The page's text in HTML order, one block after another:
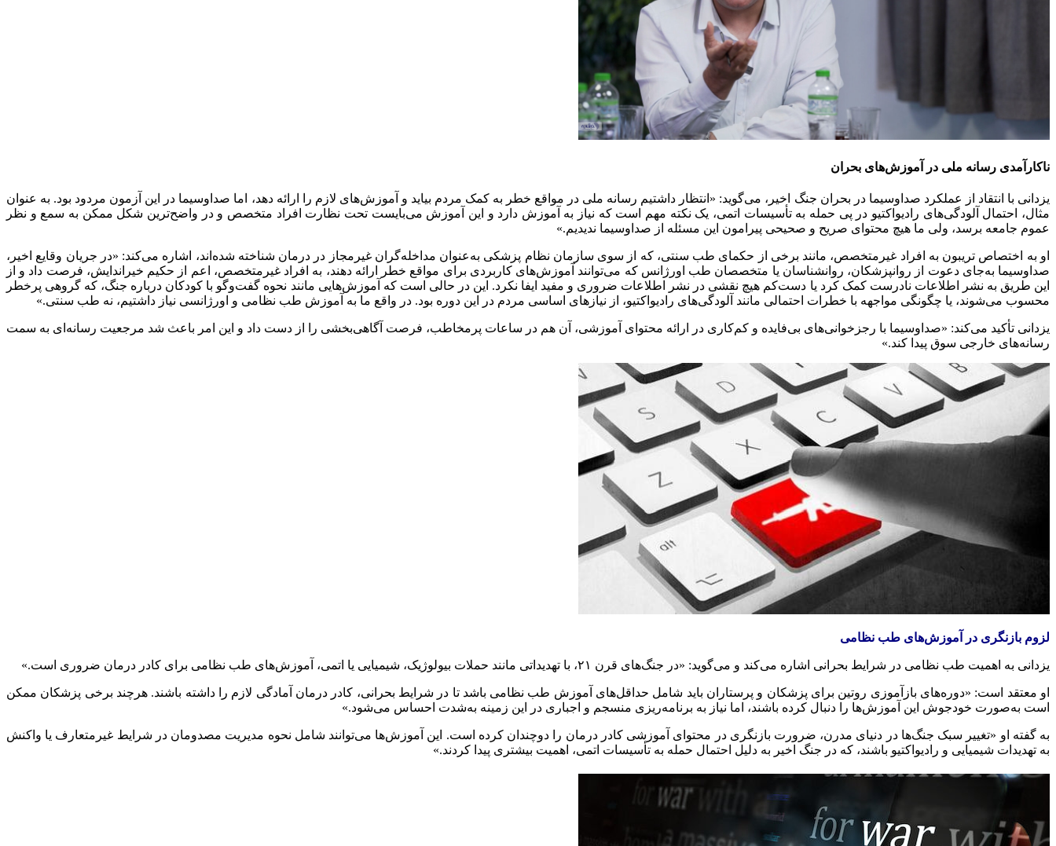
ناکارآمدی رسانه ملی در آموزش‌های بحران
یزدانی با انتقاد از عملکرد صداوسیما در بحران جنگ اخیر، می‌گوید: «انتظار داشتیم رسانه ملی در مواقع خطر به کمک مردم بیاید و آموزش‌های لازم را ارائه دهد، اما صداوسیما در این آزمون مردود بود. به عنوان
مثال، احتمال آلودگی‌های رادیواکتیو در پی حمله به تأسیسات اتمی، یک نکته مهم است که نیاز به آموزش دارد و این آموزش می‌بایست تحت نظارت افراد متخصص و در واضح‌ترین شکل ممکن به سمع و نظر
عموم جامعه برسد، ولی ما هیچ محتوای صریح و صحیحی پیرامون این مسئله از صداوسیما ندیدیم.»
او به اختصاص تریبون به افراد غیرمتخصص، مانند برخی از حکمای طب سنتی، که از سوی سازمان نظام پزشکی به‌عنوان مداخله‌گران غیرمجاز در درمان شناخته شده‌اند، اشاره می‌کند: «در جریان وقایع اخیر،
صداوسیما به‌جای دعوت از روانپزشکان، روانشناسان یا متخصصان طب اورژانس که می‌توانند آموزش‌های کاربردی برای مواقع خطر ارائه دهند، به افراد غیرمتخصص، اعم از حکیم خیراندایش، فرصت داد و از
این طریق به نشر اطلاعات نادرست کمک کرد یا دست‌کم هیچ نقشی در نشر اطلاعات ضروری و مفید ایفا نکرد. این در حالی است که آموزش‌هایی مانند نحوه گفت‌وگو با کودکان درباره جنگ، که گروهی پرخطر
محسوب می‌شوند، یا چگونگی مواجهه با خطرات احتمالی مانند آلودگی‌های رادیواکتیو، از نیازهای اساسی مردم در این دوره بود. در واقع ما به آموزش طب نظامی و اورژانسی نیاز داشتیم، نه طب سنتی.»
یزدانی تأکید می‌کند: «صداوسیما با رجزخوانی‌های بی‌فایده و کم‌کاری در ارائه محتوای آموزشی، آن هم در ساعات پرمخاطب، فرصت آگاهی‌بخشی را از دست داد و این امر باعث شد مرجعیت رسانه‌ای به سمت
رسانه‌های خارجی سوق پیدا کند.»
لزوم بازنگری در آموزش‌های طب نظامی
یزدانی به اهمیت طب نظامی در شرایط بحرانی اشاره می‌کند و می‌گوید: «در جنگ‌های قرن ۲۱، با تهدیداتی مانند حملات بیولوژیک، شیمیایی یا اتمی، آموزش‌های طب نظامی برای کادر درمان ضروری است.»
او معتقد است: «دوره‌های بازآموزی روتین برای پزشکان و پرستاران باید شامل حداقل‌های آموزش طب نظامی باشد تا در شرایط بحرانی، کادر درمان آمادگی لازم را داشته باشند. هرچند برخی پزشکان ممکن
است به‌صورت خودجوش این آموزش‌ها را دنبال کرده باشند، اما نیاز به برنامه‌ریزی منسجم و اجباری در این زمینه به‌شدت احساس می‌شود.»
به گفته او «تغییر سبک جنگ‌ها در دنیای مدرن، ضرورت بازنگری در محتوای آموزشی کادر درمان را دوچندان کرده است. این آموزش‌ها می‌توانند شامل نحوه مدیریت مصدومان در شرایط غیرمتعارف یا واکنش
به تهدیدات شیمیایی و رادیواکتیو باشند، که در جنگ اخیر به دلیل احتمال حمله به تأسیسات اتمی، اهمیت بیشتری پیدا کردند.»